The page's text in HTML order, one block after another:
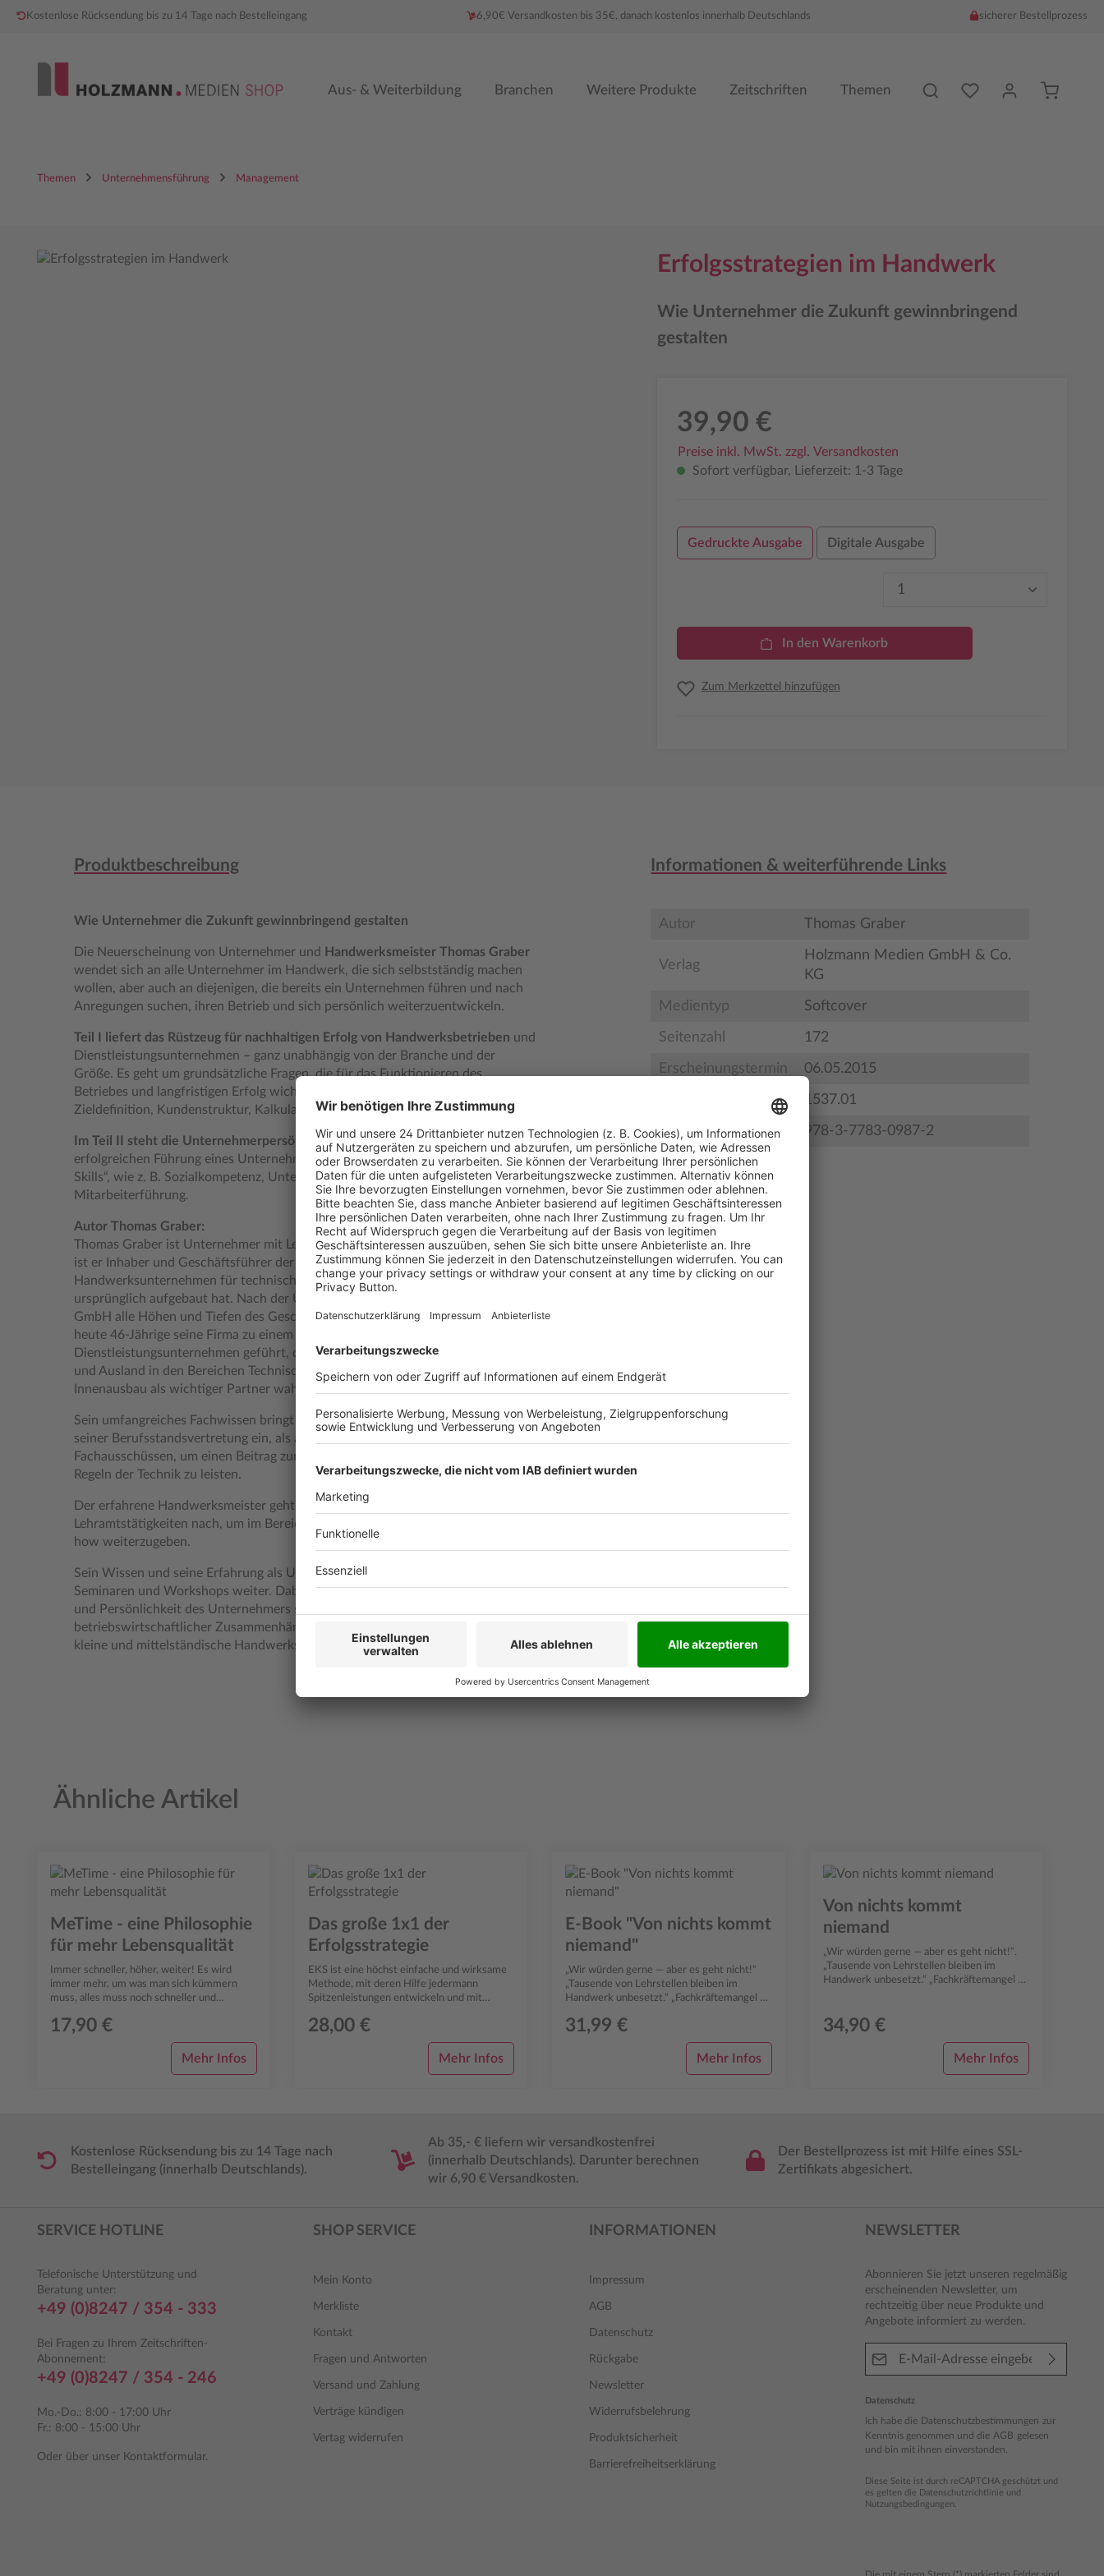
Kostenlose Rücksendung bis zu 14 Tage nach Bestelleingang 6,90€ Versandkosten bis 35€, danach kostenlos innerhalb Deutschlands sicherer Bestellprozess
Aus- & Weiterbildung Branchen Weitere Produkte Zeitschriften Themen Du hast %counter%
Themen Unternehmensführung Management
Bildergalerie überspringen Erfolgsstrategien im Handwerk
Wie Unternehmer die Zukunft gewinnbringend
gestalten
39,90 €
Preise inkl. MwSt. zzgl. Versandkosten
Sofort verfügbar, Lieferzeit: 1-3 Tage
Gedruckte Ausgabe Digitale Ausgabe
Produkt Anzahl: Gib
In den Warenkorb
Zum Merkzettel hinzufügen
Produktbeschreibung
Wie Unternehmer die Zukunft gewinnbringend gestalten
Die Neuerscheinung von Unternehmer und
Handwerksmeister Thomas Graber
wendet sich an alle Unternehmer im Handwerk, die sich selbstständig machen
wollen, aber auch an diejenigen, die bereits ein Unternehmen führen und nach
Anregungen suchen, ihren Betrieb und sich persönlich weiterzuentwickeln.
Teil I liefert das Rüstzeug für nachhaltigen Erfolg von Handwerksbetrieben und
Dienstleistungsunternehmen – ganz unabhängig von der Branche und der
Größe. Es geht um grundsätzliche Fragen, die für das Funktionieren des
Betriebes und langfristigen Erfolg wichtig sind, z. B. Firmenorganisation,
Zieldefinition, Kundenstruktur, Kalkulation und Qualitätssicherung.
Im Teil II steht die Unternehmerpersönlichkeit im Mittelpunkt.Denn zur
erfolgreichen Führung eines Unternehmens gehören auch die sogenannten „Soft
Skills“, wie z. B. Sozialkompetenz, Unternehmensstrategie und
Mitarbeiterführung.
Autor Thomas Graber:
Thomas Graber ist Unternehmer mit Leib und Seele. Seit seinem 18. Geburtstag
ist er Inhaber und Geschäftsführer der Firma, die sein Vater als
Handwerksunternehmen für technische Isolierung und Brandschutz
ursprünglich aufgebaut hat. Nach der Übernahme erlebte er mit der Graber
GmbH alle Höhen und Tiefen des Geschäftslebens. Im Laufe der Jahre hat der
heute 46-Jährige seine Firma zu einem mittelständisches Handwerks- und
Dienstleistungsunternehmen geführt, der heute sowohl regional, als auch im In-
und Ausland in den Bereichen Technische Isolierung, Trockenbau und
Innenausbau als wichtiger Partner wahrgenommen wird.
Sein umfangreiches Fachwissen bringt Graber sowohl als Vorstandsmitglied
seiner Berufsstandsvertretung ein, als auch in den Normen- und
Fachausschüssen, um einen Beitrag zur Weiterentwicklung von Stand und
Regeln der Technik zu leisten.
Der erfahrene Handwerksmeister geht seit mehr als zehn Jahren mehreren
Lehramtstätigkeiten nach, um im Bereich der Aus- und Weiterbildung sein Know
how weiterzugeben.
Sein Wissen und seine Erfahrung als Unternehmer gibt Graber auch in
Seminaren und Workshops weiter. Dabei geht es ihm besonders um die Rolle
und Persönlichkeit des Unternehmers sowie um das Verständnis komplexer
betriebswirtschaftlicher Zusammenhänge eines Unternehmens – speziell für
kleine und mittelständische Handwerksbetriebe.
Informationen & weiterführende Links
Autor Thomas Graber
Verlag
Holzmann Medien GmbH & Co.
KG
Medientyp Softcover
Seitenzahl 172
Erscheinungstermin 06.05.2015
1537.01
ISBN 978-3-7783-0987-2
Inhaltsverzeichnis
Leseprobe
Leseprobe
Ähnliche Artikel
MeTime - eine Philosophie
für mehr Lebensqualität
Immer schneller, höher, weiter! Es wird
immer mehr, um was man sich kümmern
muss, alles muss noch schneller und
Digitalisierung...
17,90 €
Mehr Infos
Das große 1x1 der
Erfolgsstrategie
EKS ist eine höchst einfache und wirksame
Methode, mit deren Hilfe jedermann
Spitzenleistungen entwickeln und mit
interna...
28,00 €
Mehr Infos
E-Book "Von nichts kommt
niemand"
„Wir würden gerne — aber es geht nicht!“
„Tausende von Lehrstellen bleiben im
Handwerk unbesetzt.“ „Fachkräftemangel —
S...
31,99 €
Mehr Infos
Von nichts kommt
niemand
„Wir würden gerne — aber es geht nicht!“.
„Tausende von Lehrstellen bleiben im
Handwerk unbesetzt.“ „Fachkräftemangel —
34,90 €
Mehr Infos
Kostenlose Rücksendung bis zu 14 Tage nach
Bestelleingang (innerhalb Deutschlands).
Ab 35,- € liefern wir versandkostenfrei
(innerhalb Deutschlands). Darunter berechnen
wir 6,90 € Versandkosten.
Der Bestellprozess ist mit Hilfe eines SSL-
Zertifikats abgesichert.
SERVICE HOTLINE
Telefonische Unterstützung und
Beratung unter:
+49 (0)8247 / 354 - 333
Bei Fragen zu Ihrem Zeitschriften-
Abonnement:
+49 (0)8247 / 354 - 246
Mo.-Do.: 8:00 - 17:00 Uhr
Fr.: 8:00 - 15:00 Uhr
Oder über unser Kontaktformular.
SHOP SERVICE
Mein Konto
Merkliste
Kontakt
Fragen und Antworten
Versand und Zahlung
Verträge kündigen
Vertag widerrufen
INFORMATIONEN
Impressum
AGB
Datenschutz
Rückgabe
Newsletter
Widerrufsbelehrung
Produktsicherheit
Barrierefreiheitserklärung
NEWSLETTER
Abonnieren Sie jetzt unseren regelmäßig
erscheinenden Newsletter, um
rechtzeitig über neue Produkte und
Angebote informiert zu werden.
Datenschutz
Ich habe die Datenschutzbestimmungen zur
Kenntnis genommen und die AGB gelesen
und bin mit ihnen einverstanden.
Diese Seite ist durch reCAPTCHA geschützt und
es gelten die Datenschutzrichtlinie und
Nutzungsbedingungen